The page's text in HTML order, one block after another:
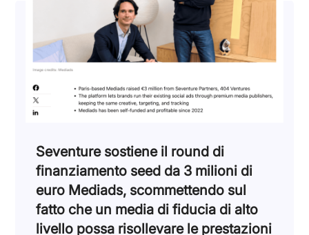
Seventure sostiene il round di
finanziamento seed da 3 milioni di
euro Mediads, scommettendo sul
fatto che un media di fiducia di alto
livello possa risollevare le prestazioni